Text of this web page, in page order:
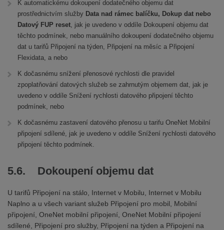
K automatickému dokoupení dodatečného objemu dat
prostřednictvím služby Data nad rámec balíčku, Dokup dat nebo
Datový FUP reset, jak je uvedeno v oddíle Dokoupení objemu dat
těchto podmínek, nebo manuálního dokoupení dodatečného objemu
dat u tarifů Připojení na týden, Připojení na měsíc a Připojení
Flexidata, a nebo
K dočasnému snížení přenosové rychlosti dle pravidel
zpoplatňování datových služeb se zahrnutým objemem dat, jak je
uvedeno v oddíle Snížení rychlosti datového připojení těchto
podmínek, nebo
K dočasnému zastavení datového přenosu u tarifu OneNet Mobilní
připojení sdílené, jak je uvedeno v oddíle Snížení rychlosti datového
připojení těchto podmínek.
5.6. Dokoupení objemu dat
U tarifů Připojení na stálo, Internet v Mobilu, Internet v Mobilu
Naplno a u všech variant služeb Připojení pro mobil, Mobilní
připojení, OneNet mobilní připojení, OneNet Mobilní připojení
sdílené, Připojení pro služby, Připojení na týden a Připojení na